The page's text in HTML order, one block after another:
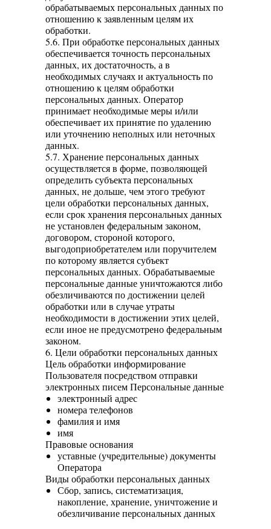
обрабатываемых персональных данных по
отношению к заявленным целям их
обработки.
5.6. При обработке персональных данных
обеспечивается точность персональных
данных, их достаточность, а в
необходимых случаях и актуальность по
отношению к целям обработки
персональных данных. Оператор
принимает необходимые меры и/или
обеспечивает их принятие по удалению
или уточнению неполных или неточных
данных.
5.7. Хранение персональных данных
осуществляется в форме, позволяющей
определить субъекта персональных
данных, не дольше, чем этого требуют
цели обработки персональных данных,
если срок хранения персональных данных
не установлен федеральным законом,
договором, стороной которого,
выгодоприобретателем или поручителем
по которому является субъект
персональных данных. Обрабатываемые
персональные данные уничтожаются либо
обезличиваются по достижении целей
обработки или в случае утраты
необходимости в достижении этих целей,
если иное не предусмотрено федеральным
законом.
6. Цели обработки персональных данных
Цель обработки информирование
Пользователя посредством отправки
электронных писем Персональные данные
электронный адрес
номера телефонов
фамилия и имя
имя
Правовые основания
уставные (учредительные) документы
Оператора
Виды обработки персональных данных
Сбор, запись, систематизация,
накопление, хранение, уничтожение и
обезличивание персональных данных